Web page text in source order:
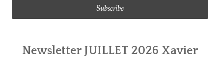
Newsletter JUILLET 2026 Xavier